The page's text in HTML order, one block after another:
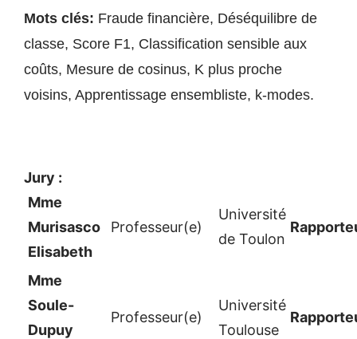
Mots clés: Fraude financière, Déséquilibre de
classe, Score F1, Classification sensible aux
coûts, Mesure de cosinus, K plus proche
voisins, Apprentissage ensembliste, k-modes.
Jury :
Mme
Murisasco
Elisabeth
Professeur(e)
Université
de Toulon
Mme
Soule-
Dupuy
Professeur(e)
Université
Toulouse